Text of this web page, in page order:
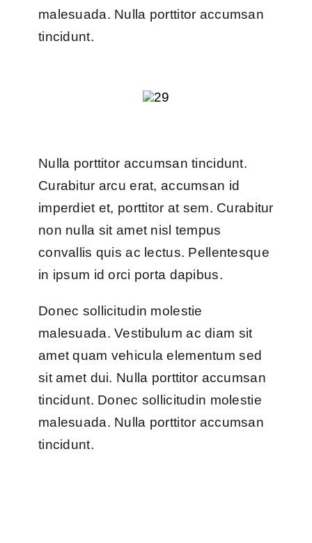
malesuada. Nulla porttitor accumsan
tincidunt.
Nulla porttitor accumsan tincidunt.
Curabitur arcu erat, accumsan id
imperdiet et, porttitor at sem. Curabitur
non nulla sit amet nisl tempus
convallis quis ac lectus. Pellentesque
in ipsum id orci porta dapibus.
Donec sollicitudin molestie
malesuada. Vestibulum ac diam sit
amet quam vehicula elementum sed
sit amet dui. Nulla porttitor accumsan
tincidunt. Donec sollicitudin molestie
malesuada. Nulla porttitor accumsan
tincidunt.